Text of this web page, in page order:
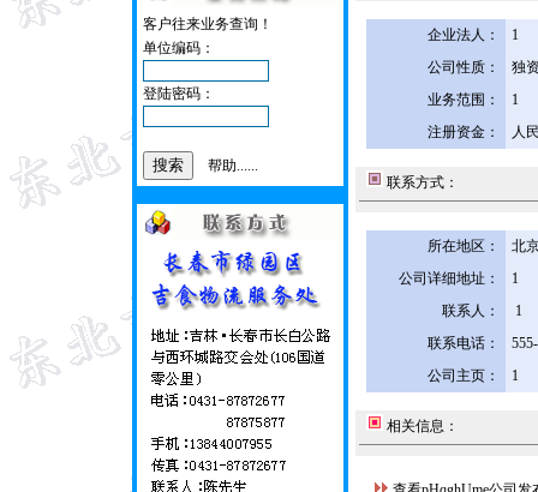
客户往来业务查询！
单位编码：
登陆密码：
帮助......
企业法人：
1
公司性质：
独
业务范围：
1
注册资金：
人
联系方式：
所在地区：
北
公司详细地址：
1
联系人：
1
联系电话：
公司主页：
1
相关信息：